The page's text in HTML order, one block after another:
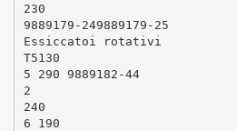
230
9889179-249889179-25
Essiccatoi rotativi
T5130
5 290 9889182-44
2
240
6 190